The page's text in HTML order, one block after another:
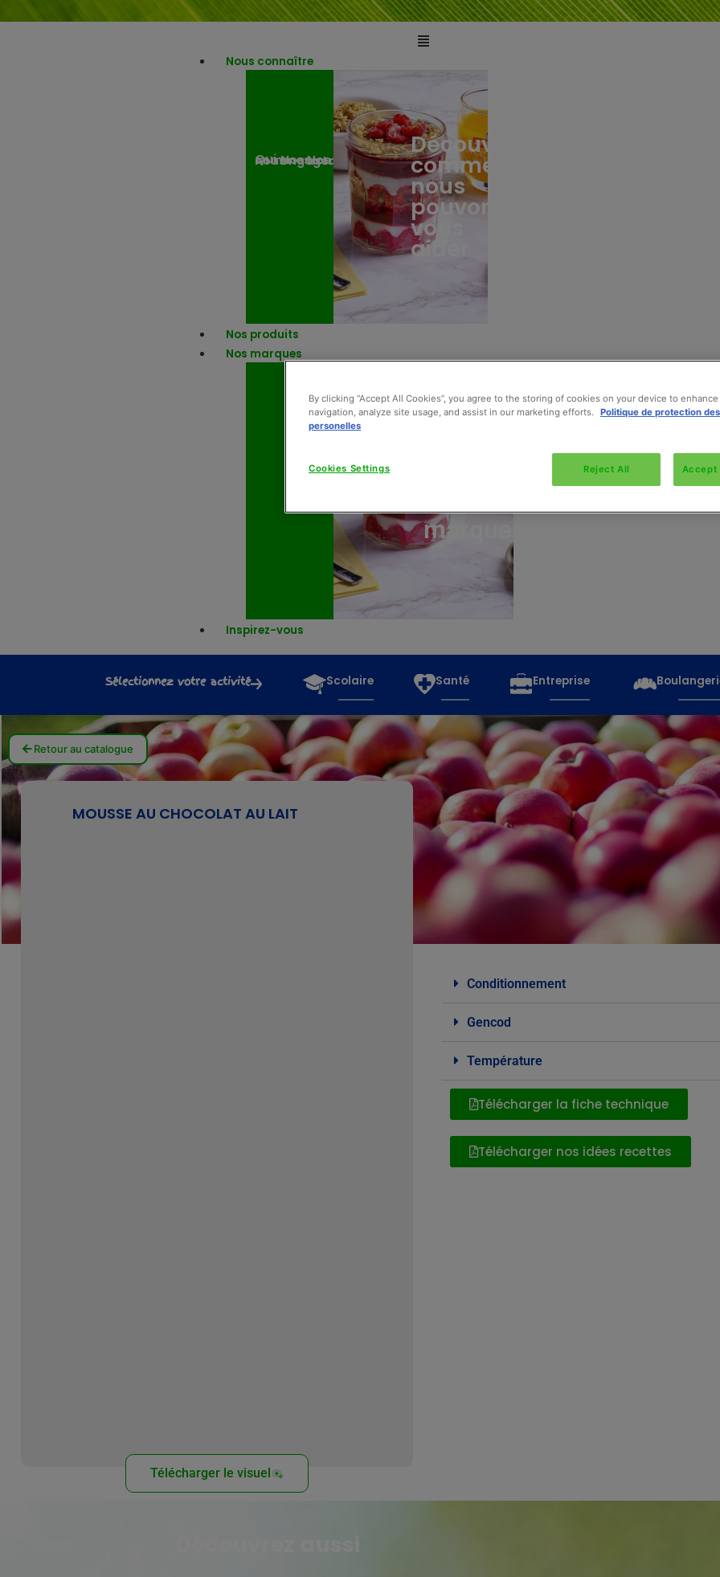
Nous connaître
Qui sommes-nous ? Nos engagements
Nos actualités
Découvrez
comment
nous
pouvons
vous
aider
Nos produits
Nos marques
les
marques
Inspirez-vous
Sélectionnez votre activité Scolaire Santé Entreprise
Retour au catalogue
MOUSSE AU CHOCOLAT AU LAIT
Télécharger le visuel
Conditionnement
Gencod
Température
Télécharger la fiche technique
Télécharger nos idées recettes
By clicking “Accept All Cookies”, you agree to the storing of cookies on your device to
navigation, analyze site usage, and assist in our marketing efforts. Politique de protection
personelles
Reject All Accept
Cookies Settings